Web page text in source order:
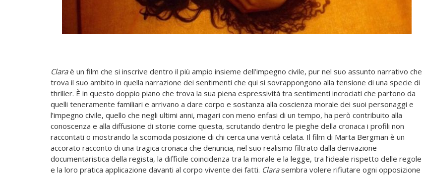
Claraè un film che si inscrive dentro il più ampio insieme dell’impegno civile, pur nel suo assunto narrativo che
trova il suo ambito in quella narrazione dei sentimenti che qui si sovrappongono alla tensione di una specie di
thriller. È in questo doppio piano che trova la sua piena espressività tra sentimenti incrociati che partono da
quelli teneramente familiari e arrivano a dare corpo e sostanza alla coscienza morale dei suoi personaggi e
l’impegno civile, quello che negli ultimi anni, magari con meno enfasi di un tempo, ha però contribuito alla
conoscenza e alla diffusione di storie come questa, scrutando dentro le pieghe della cronaca i profili non
raccontati o mostrando la scomoda posizione di chi cerca una verità celata. Il film di Marta Bergman è un
accorato racconto di una tragica cronaca che denuncia, nel suo realismo filtrato dalla derivazione
documentaristica della regista, la difficile coincidenza tra la morale e la legge, tra l’ideale rispetto delle regole
e la loro pratica applicazione davanti al corpo vivente dei fatti. Clarasembra volere rifiutare ogni opposizione